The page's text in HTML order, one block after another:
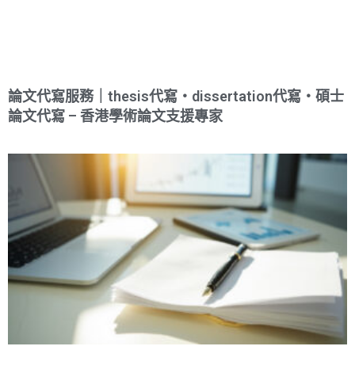
論文代寫服務｜thesis代寫・dissertation代寫・碩士
論文代寫 – 香港學術論文支援專家